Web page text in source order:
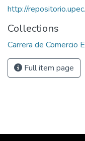
http://
Collections
Carrera de Comercio
Full item page